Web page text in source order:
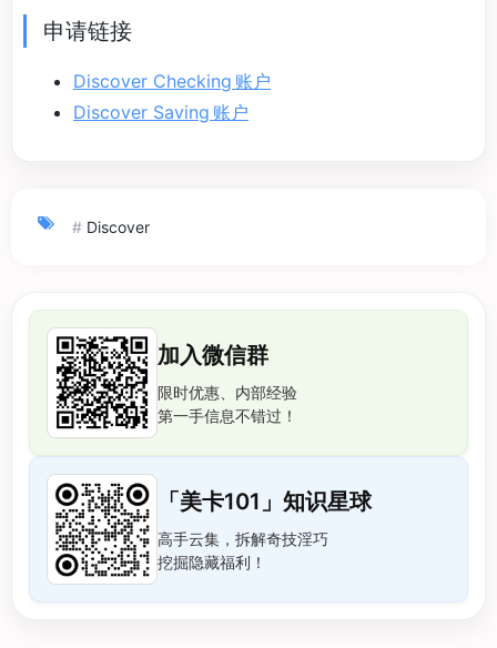
申请链接
Discover Checking 账户
Discover Saving 账户
# Discover
加入微信群
限时优惠、内部经验
第一手信息不错过！
「美卡101」知识星球
高手云集，拆解奇技淫巧
挖掘隐藏福利！